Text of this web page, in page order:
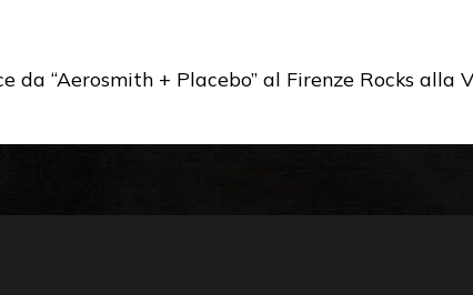
da “Aerosmith + Placebo” al Firenze Rocks alla